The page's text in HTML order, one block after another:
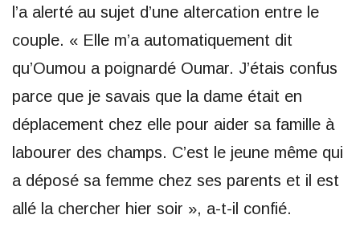
l’a alerté au sujet d’une altercation entre le
couple. « Elle m’a automatiquement dit
qu’Oumou a poignardé Oumar. J’étais confus
parce que je savais que la dame était en
déplacement chez elle pour aider sa famille à
labourer des champs. C’est le jeune même qui
a déposé sa femme chez ses parents et il est
allé la chercher hier soir », a-t-il confié.